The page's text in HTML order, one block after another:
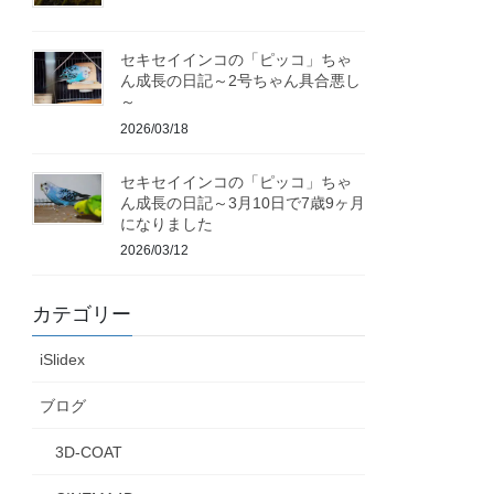
セキセイインコの「ピッコ」ちゃ
ん成長の日記～2号ちゃん具合悪し
～
2026/03/18
セキセイインコの「ピッコ」ちゃ
ん成長の日記～3月10日で7歳9ヶ月
になりました
2026/03/12
カテゴリー
iSlidex
ブログ
3D-COAT